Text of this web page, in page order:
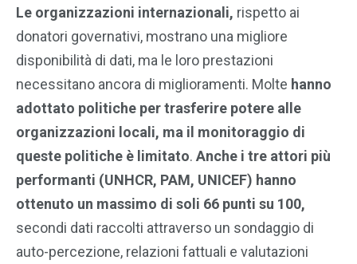
Le organizzazioni internazionali, rispetto ai
donatori governativi, mostrano una migliore
disponibilità di dati, ma le loro prestazioni
necessitano ancora di miglioramenti. Molte hanno
adottato politiche per trasferire potere alle
organizzazioni locali, ma il monitoraggio di
queste politiche è limitato. Anche i tre attori più
performanti (UNHCR, PAM, UNICEF) hanno
ottenuto un massimo di soli 66 punti su 100,
secondi dati raccolti attraverso un sondaggio di
auto-percezione, relazioni fattuali e valutazioni